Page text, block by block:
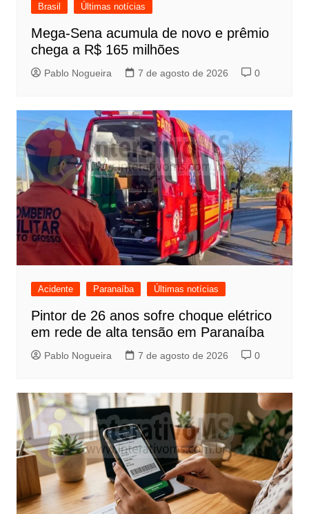
Brasil Últimas notícias
Mega-Sena acumula de novo e prêmio
chega a R$ 165 milhões
Pablo Nogueira 7 de agosto de 2026 0
Acidente Paranaíba Últimas notícias
Pintor de 26 anos sofre choque elétrico
em rede de alta tensão em Paranaíba
Pablo Nogueira 7 de agosto de 2026 0